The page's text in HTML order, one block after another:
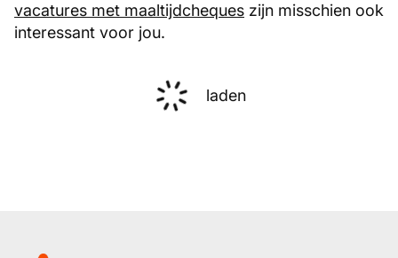
vacatures met maaltijdcheques zijn misschien ook
interessant voor jou.
laden